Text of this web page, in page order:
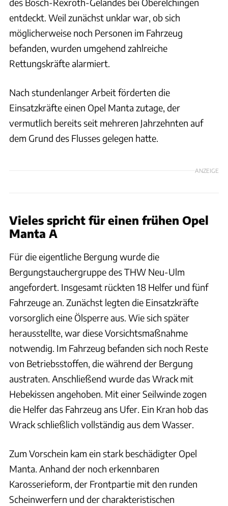
des Bosch-Rexroth-Geländes bei Oberelchingen
entdeckt. Weil zunächst unklar war, ob sich
möglicherweise noch Personen im Fahrzeug
befanden, wurden umgehend zahlreiche
Rettungskräfte alarmiert.
Nach stundenlanger Arbeit förderten die
Einsatzkräfte einen Opel Manta zutage, der
vermutlich bereits seit mehreren Jahrzehnten auf
dem Grund des Flusses gelegen hatte.
ANZEIGE
Vieles spricht für einen frühen Opel
Manta A
Für die eigentliche Bergung wurde die
Bergungstauchergruppe des THW Neu-Ulm
angefordert. Insgesamt rückten 18 Helfer und fünf
Fahrzeuge an. Zunächst legten die Einsatzkräfte
vorsorglich eine Ölsperre aus. Wie sich später
herausstellte, war diese Vorsichtsmaßnahme
notwendig. Im Fahrzeug befanden sich noch Reste
von Betriebsstoffen, die während der Bergung
austraten. Anschließend wurde das Wrack mit
Hebekissen angehoben. Mit einer Seilwinde zogen
die Helfer das Fahrzeug ans Ufer. Ein Kran hob das
Wrack schließlich vollständig aus dem Wasser.
Zum Vorschein kam ein stark beschädigter Opel
Manta. Anhand der noch erkennbaren
Karosserieform, der Frontpartie mit den runden
Scheinwerfern und der charakteristischen